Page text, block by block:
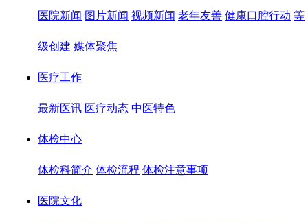
医院新闻 图片新闻 视频新闻 老年友善 健康口腔行动 等
级创建 媒体聚焦
医疗工作
最新医讯 医疗动态 中医特色
体检中心
体检科简介 体检流程 体检注意事项
医院文化